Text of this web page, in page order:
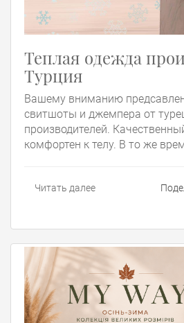
Теплая одежда
Турция
Вашему вниманию
свитшоты и джемпера от
производителей.
комфортен к телу. В то же
Читать далее